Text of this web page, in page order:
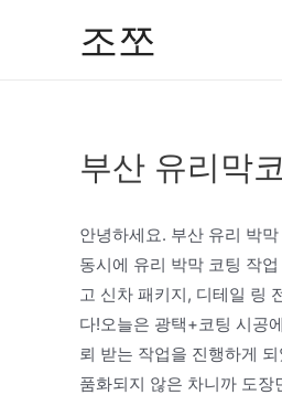
조쪼
부산 유리막
안녕하세요. 부산 유리 박
동시에 유리 박막 코팅 작
고 신차 패키지, 디테일 링
다!오늘은 광택+코팅 시공
뢰 받는 작업을 진행하게
품화되지 않은 차니까 도